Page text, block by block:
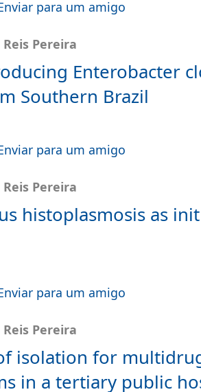
para um amigo
Pereira
Enterobacter
Southern Brazil
para um amigo
Pereira
histoplasmosis as
para um amigo
Pereira
isolation for
in a tertiary public